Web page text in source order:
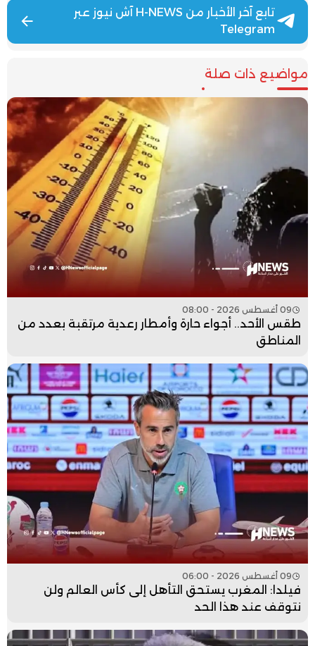
تابع آخر الأخبار من H-NEWS آش نيوز عبر
Telegram
مواضيع ذات صلة
09 أغسطس 2026 - 08:00
طقس الأحد.. أجواء حارة وأمطار رعدية مرتقبة بعدد من
المناطق
09 أغسطس 2026 - 06:00
فيلدا: المغرب يستحق التأهل إلى كأس العالم ولن
نتوقف عند هذا الحد